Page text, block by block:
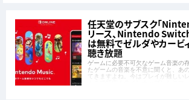
任天堂のサブスク「
リース、Nintendo
は無料でゼルダやカービ
聴き放題
ゲームに必要不可欠なゲーム音楽の
たゲームの音楽を不意に聞くと、あ
てきますよね。今はプレイが難しい
ムまで幅広くラインナップしたスマ